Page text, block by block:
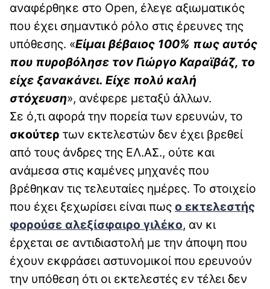
αναφέρθηκε στο Open, έλεγε αξιωματικός
που έχει σημαντικό ρόλο στις έρευνες της
υπόθεσης. «Είμαι βέβαιος 100% πως αυτός
που πυροβόλησε τον Γιώργο Καραϊβάζ, το
είχε ξανακάνει. Είχε πολύ καλή
στόχευση», ανέφερε μεταξύ άλλων.
Σε ό,τι αφορά την πορεία των ερευνών, το
σκούτερ των εκτελεστών δεν έχει βρεθεί
από τους άνδρες της ΕΛ.ΑΣ., ούτε και
ανάμεσα στις καμένες μηχανές που
βρέθηκαν τις τελευταίες ημέρες. Το στοιχείο
που έχει ξεχωρίσει είναι πως ο εκτελεστής
φορούσε αλεξίσφαιρο γιλέκο, αν κι
έρχεται σε αντιδιαστολή με την άποψη που
έχουν εκφράσει αστυνομικοί που ερευνούν
την υπόθεση ότι οι εκτελεστές εν τέλει δεν